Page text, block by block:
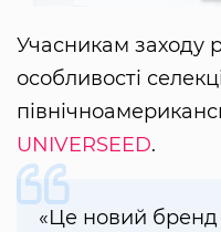
Учасникам заходу
особливості
UNIVERSEED.
«Це новий бренд